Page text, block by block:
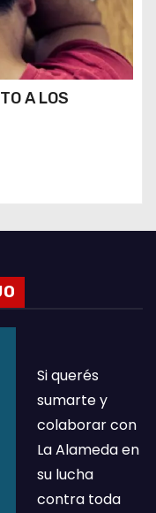
A LOS
Si querés
sumarte y
colaborar con
La Alameda en
su lucha
contra toda